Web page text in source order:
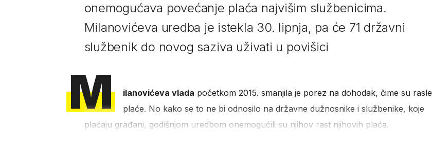
onemogućava povećanje plaća najvišim službenicima.
Milanovićeva uredba je istekla 30. lipnja, pa će 71 državni
službenik do novog saziva uživati u povišici
M ilanovićeva vlada početkom 2015. smanjila je porez na dohodak, čime su rasle
plaće. No kako se to ne bi odnosilo na državne dužnosnike i službenike, koje
plaćaju građani, godišnjom uredbom onemogućili su njihov rast njihovih plaća.